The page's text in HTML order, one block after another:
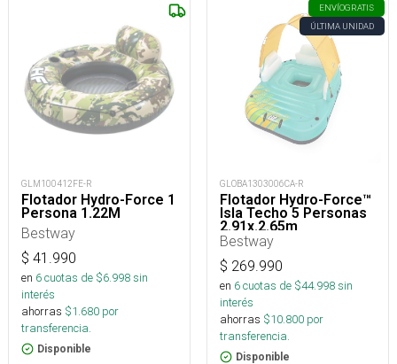
GLM100412FE-R
Flotador Hydro-Force 1
Persona 1.22M
Bestway
$ 41.990
en 6cuotas de $6.998sin
interés
ahorras $1.680 por
transferencia.
Disponible
ENVÍOGRATIS
ÚLTIMA UNIDAD
GLOBA1303006CA-R
Flotador Hydro-Force™
Isla Techo 5 Personas
2.91x.2.65m
Bestway
$ 269.990
en 6cuotas de $44.998sin
interés
ahorras $10.800 por
transferencia.
Disponible